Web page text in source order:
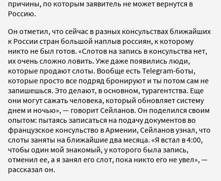
причины, по которым заявитель не может вернутся в
Россию.
Он отметил, что сейчас в разных консульствах ближайших
к России стран большой наплыв россиян, к которому
никто не был готов. «Слотов на запись в консульства нет,
их очень сложно ловить. Уже даже появились люди,
которые продают слоты. Вообще есть Telegram-боты,
которые просто все подряд бронируют и ты потом сам не
запишешься. Это делают, в основном, турагентства. Еще
они могут сажать человека, который обновляет систему
днем и ночью», — говорит Сейланов. Он поделился своим
опытом: пытаясь записаться на подачу документов во
французское консульство в Армении, Сейланов узнал, что
слоты заняты на ближайшие два месяца. «Я встал в 4:00,
чтобы один мой знакомый, у которого была запись,
отменил ее, а я занял его слот, пока никто его не увел», —
рассказал он.